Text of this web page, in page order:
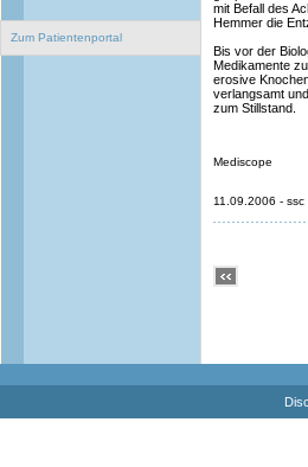
Zum Patientenportal
mit Befall des
Hemmer die
Bis vor der
Medikamente
erosive
verlangsamt
zum Stillstand.
Mediscope
11.09.2006 - ssc